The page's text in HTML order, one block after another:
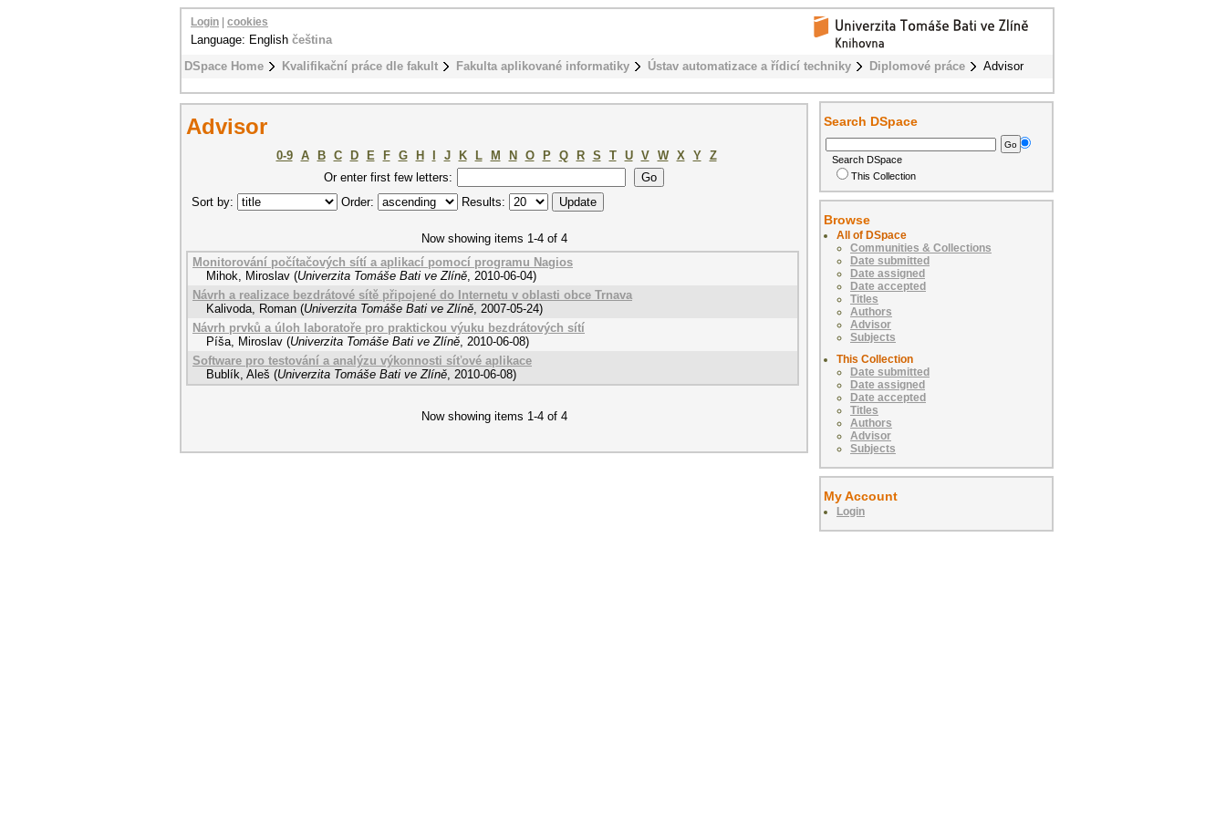
DSpace Home Kvalifikační práce dle fakult Fakulta aplikované informatiky Ústav automatizace a řídicí techniky Diplomové práce Advisor
Login cookies
Language: English čeština
Advisor
0-9 A B C D E F G H J K L M N O P Q R S T U V W X Y
Z
Or enter first few letters:
Sort by:
Order: Results:
Now showing items 1-4 of 4
Monitorování počítačových sítí a aplikací pomocí programu Nagios
Mihok, Miroslav (Univerzita Tomáše Bati ve Zlíně, 2010-06-04)
Návrh a realizace bezdrátové sítě připojené do Internetu v oblasti obce Trnava
Kalivoda, Roman (Univerzita Tomáše Bati ve Zlíně, 2007-05-24)
Návrh prvků a úloh laboratoře pro praktickou výuku bezdrátových sítí
Píša, Miroslav (Univerzita Tomáše Bati ve Zlíně, 2010-06-08)
Software pro testování a analýzu výkonnosti síťové aplikace
Bublík, Aleš (Univerzita Tomáše Bati ve Zlíně, 2010-06-08)
Now showing items 1-4 of 4
Search DSpace
Search DSpace
This Collection
Browse
All of DSpace
Communities & Collections
Date submitted
Date assigned
Date accepted
Titles
Authors
Advisor
Subjects
This Collection
Date submitted
Date assigned
Date accepted
Titles
Authors
Advisor
Subjects
My Account
Login